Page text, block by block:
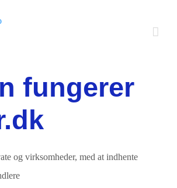
fungerer
og virksomheder, med at indhente